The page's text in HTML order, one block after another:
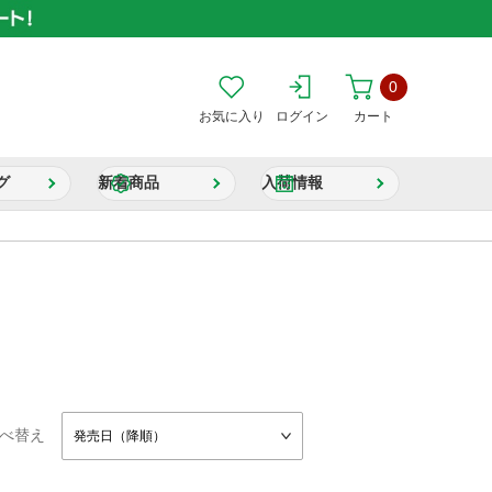
お気に入り ログイン カート
0
新着商品 入荷情報
替え 発売日（降順）